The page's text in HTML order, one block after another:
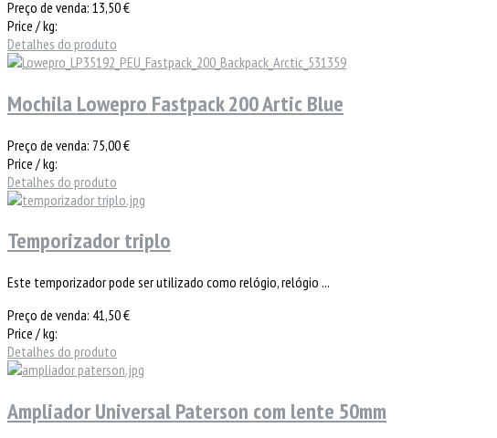
Preço de venda: 13,50 €
Price / kg:
Detalhes do produto
Mochila Lowepro Fastpack 200 Artic Blue
Preço de venda: 75,00 €
Price / kg:
Detalhes do produto
Temporizador triplo
Este temporizador pode ser utilizado como relógio, relógio ...
Preço de venda: 41,50 €
Price / kg:
Detalhes do produto
Ampliador Universal Paterson com lente 50mm